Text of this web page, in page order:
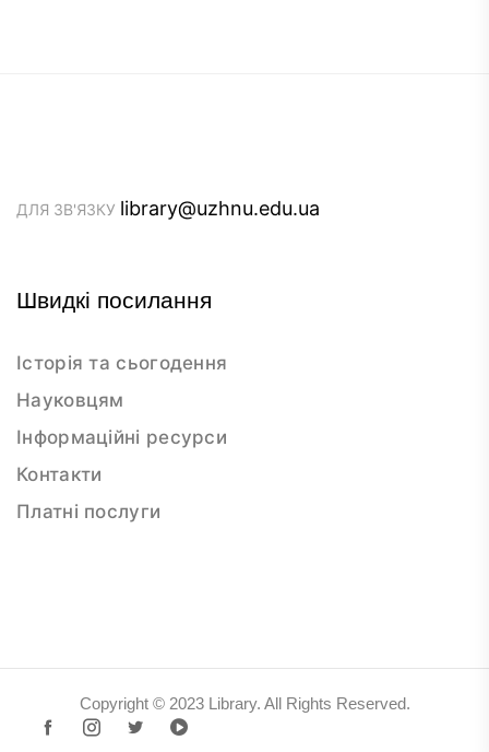
ДЛЯ ЗВ'ЯЗКУ library@uzhnu.edu.ua
Швидкі посилання
Історія та сьогодення
Науковцям
Інформаційні ресурси
Контакти
Платні послуги
Copyright © 2023 Library. All Rights Reserved.